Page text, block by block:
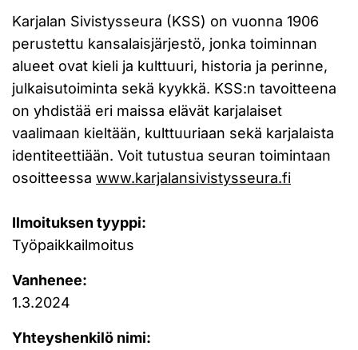
Karjalan Sivistysseura (KSS) on vuonna 1906
perustettu kansalaisjärjestö, jonka toiminnan
alueet ovat kieli ja kulttuuri, historia ja perinne,
julkaisutoiminta sekä kyykkä. KSS:n tavoitteena
on yhdistää eri maissa elävät karjalaiset
vaalimaan kieltään, kulttuuriaan sekä karjalaista
identiteettiään. Voit tutustua seuran toimintaan
osoitteessa www.karjalansivistysseura.fi
Ilmoituksen tyyppi:
Työpaikkailmoitus
Vanhenee:
1.3.2024
Yhteyshenkilö nimi: